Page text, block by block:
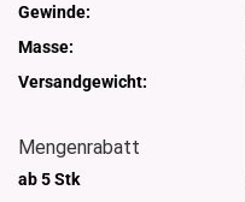
Gewinde:
Masse:
Versandgewicht:
Mengenrabatt
ab 5 Stk